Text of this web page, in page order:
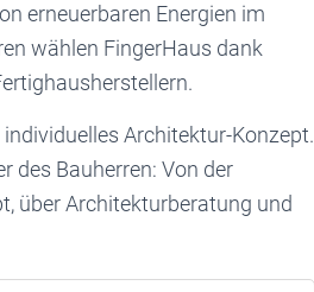
erneuerbaren Energien im
wählen FingerHaus dank
Architektur-Konzept.
des Bauherren: Von der
über Architekturberatung und